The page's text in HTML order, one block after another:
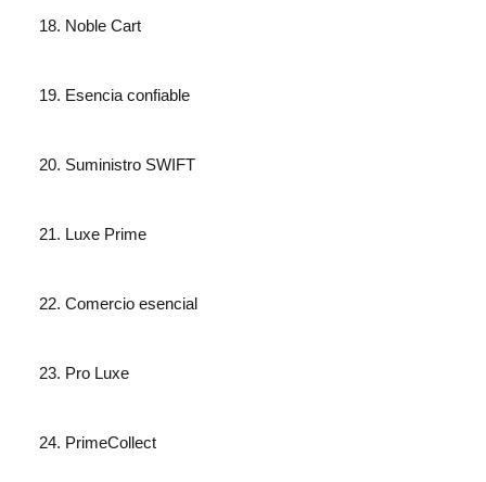
Noble Cart
Esencia confiable
Suministro SWIFT
Luxe Prime
Comercio esencial
Pro Luxe
PrimeCollect